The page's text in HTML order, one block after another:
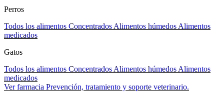
Perros
Todos los alimentos Concentrados Alimentos húmedos Alimentos
medicados
Gatos
Todos los alimentos Concentrados Alimentos húmedos Alimentos
medicados
Ver farmacia Prevención, tratamiento y soporte veterinario.